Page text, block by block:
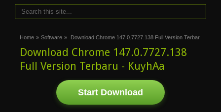
Home » Software » Download Chrome 147.0.7727.138 Full Version Terbar
Download Chrome 147.0.7727.138
Full Version Terbaru - KuyhAa
Start Download